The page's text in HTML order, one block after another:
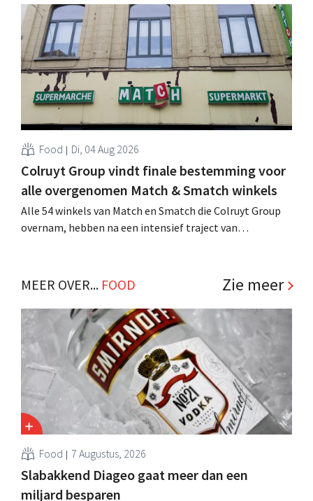
winkelformule die zich uitsluitend richt op professionele
klanten. .
Food Di, 04 Aug 2026
Colruyt Group vindt finale bestemming voor
alle overgenomen Match & Smatch winkels
Alle 54 winkels van Match en Smatch die Colruyt Group
overnam, hebben na een intensief traject van
.MEER OVER... FOOD Zie meer
Food 7 Augustus, 2026
Slabakkend Diageo gaat meer dan een
miljard besparen